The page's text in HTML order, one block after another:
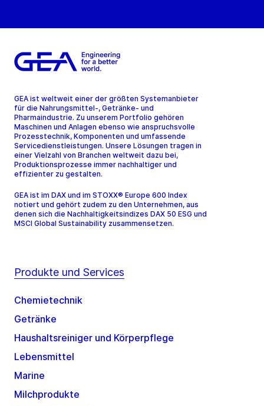
GEA ist weltweit einer der größten Systemanbieter
für die Nahrungsmittel-, Getränke- und
Pharmaindustrie. Zu unserem Portfolio gehören
Maschinen und Anlagen ebenso wie anspruchsvolle
Prozesstechnik, Komponenten und umfassende
Servicedienstleistungen. Unsere Lösungen tragen in
einer Vielzahl von Branchen weltweit dazu bei,
Produktionsprozesse immer nachhaltiger und
effizienter zu gestalten.
GEA ist im DAX und im STOXX® Europe 600 Index
notiert und gehört zudem zu den Unternehmen, aus
denen sich die Nachhaltigkeitsindizes DAX 50 ESG und
MSCI Global Sustainability zusammensetzen.
Produkte und Services
Chemietechnik
Getränke
Haushaltsreiniger und Körperpflege
Lebensmittel
Marine
Milchprodukte